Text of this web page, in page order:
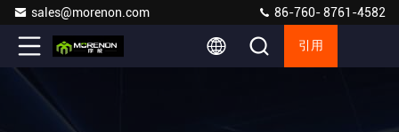
sales@morenon.com 86-760- 8761-4582
引用